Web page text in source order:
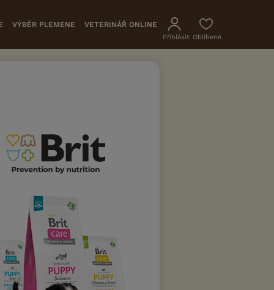
VÝBĚR PLEMENE VETERINÁŘ ONLINE
Přihlásit Oblíbené